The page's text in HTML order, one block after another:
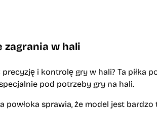
w hali
i kontrolę gry w hali? Ta piłka
pod potrzeby gry na hali.
powłoka sprawia, że model jest